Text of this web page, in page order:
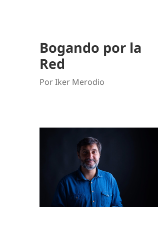
Bogando por la
Red
Por Iker Merodio